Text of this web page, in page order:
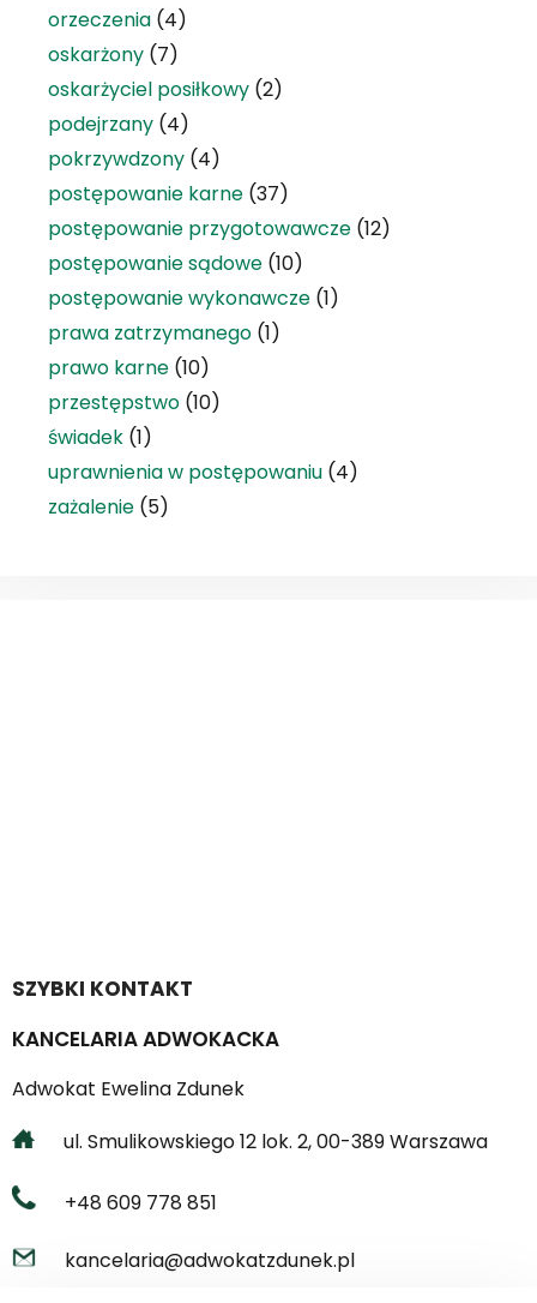
orzeczenia (4)
oskarżony (7)
oskarżyciel posiłkowy (2)
podejrzany (4)
pokrzywdzony (4)
postępowanie karne (37)
postępowanie przygotowawcze (12)
postępowanie sądowe (10)
postępowanie wykonawcze (1)
prawa zatrzymanego (1)
prawo karne (10)
przestępstwo (10)
świadek (1)
uprawnienia w postępowaniu (4)
zażalenie (5)
SZYBKI KONTAKT
KANCELARIA ADWOKACKA
Adwokat Ewelina Zdunek
ul. Smulikowskiego 12 lok. 2, 00-389 Warszawa
+48 609 778 851
kancelaria@adwokatzdunek.pl